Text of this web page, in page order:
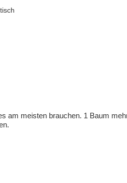
am meisten brauchen. 1 Baum